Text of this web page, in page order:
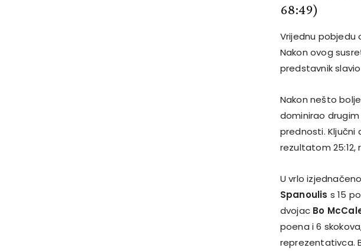
68:49)
Vrijednu pobjedu
Nakon ovog
predstavnik
Nakon nešto
dominirao
prednosti.
rezultatom
U vrlo
Spanoulis s 15
dvojac Bo
poena i 6
reprezentativca.